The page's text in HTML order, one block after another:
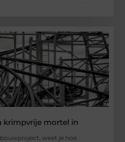
krimpvrije mortel in
weet je hoe